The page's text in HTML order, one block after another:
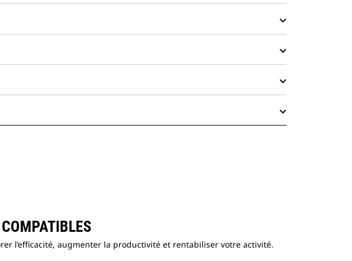
l’efficacité, augmenter la productivité et rentabiliser votre activité.